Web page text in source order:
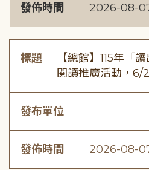
發佈時間 2026-08-
標題
【總館】115年「
閱讀推廣活動，6/
發布單位
發佈時間 2026-08-